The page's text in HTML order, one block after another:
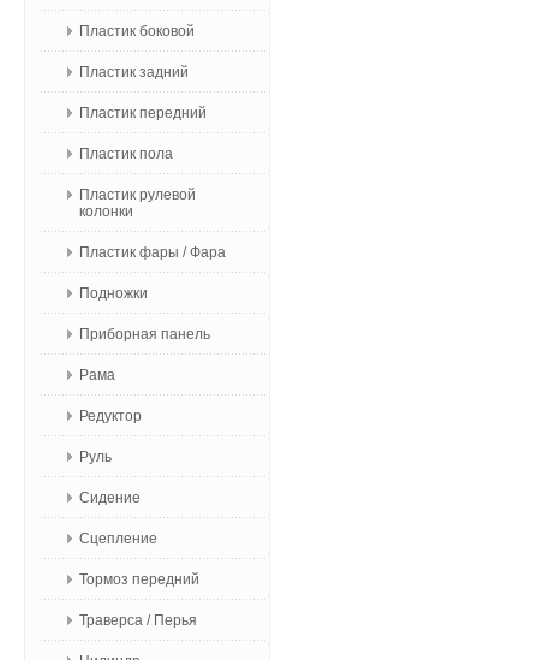
Пластик боковой
Пластик задний
Пластик передний
Пластик пола
Пластик рулевой
колонки
Пластик фары / Фара
Подножки
Приборная панель
Рама
Редуктор
Руль
Сидение
Сцепление
Тормоз передний
Траверса / Перья